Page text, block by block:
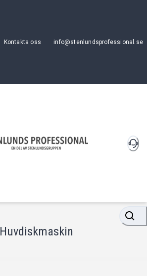
Kontakta oss info@stenlundsprofessional.se
Huvdiskmaskin